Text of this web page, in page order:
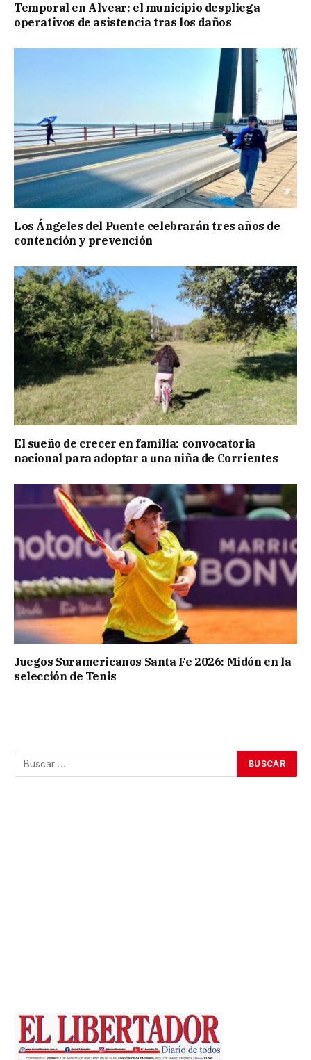
Temporal en Alvear: el municipio despliega
operativos de asistencia tras los daños
Los Ángeles del Puente celebrarán tres años de
contención y prevención
El sueño de crecer en familia: convocatoria
nacional para adoptar a una niña de Corrientes
Juegos Suramericanos Santa Fe 2026: Midón en la
selección de Tenis